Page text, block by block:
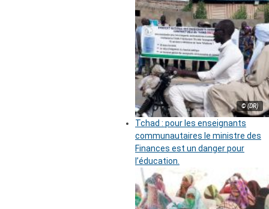
© (DR)
Tchad : pour les enseignants
communautaires le ministre des
Finances est un danger pour
l’éducation.